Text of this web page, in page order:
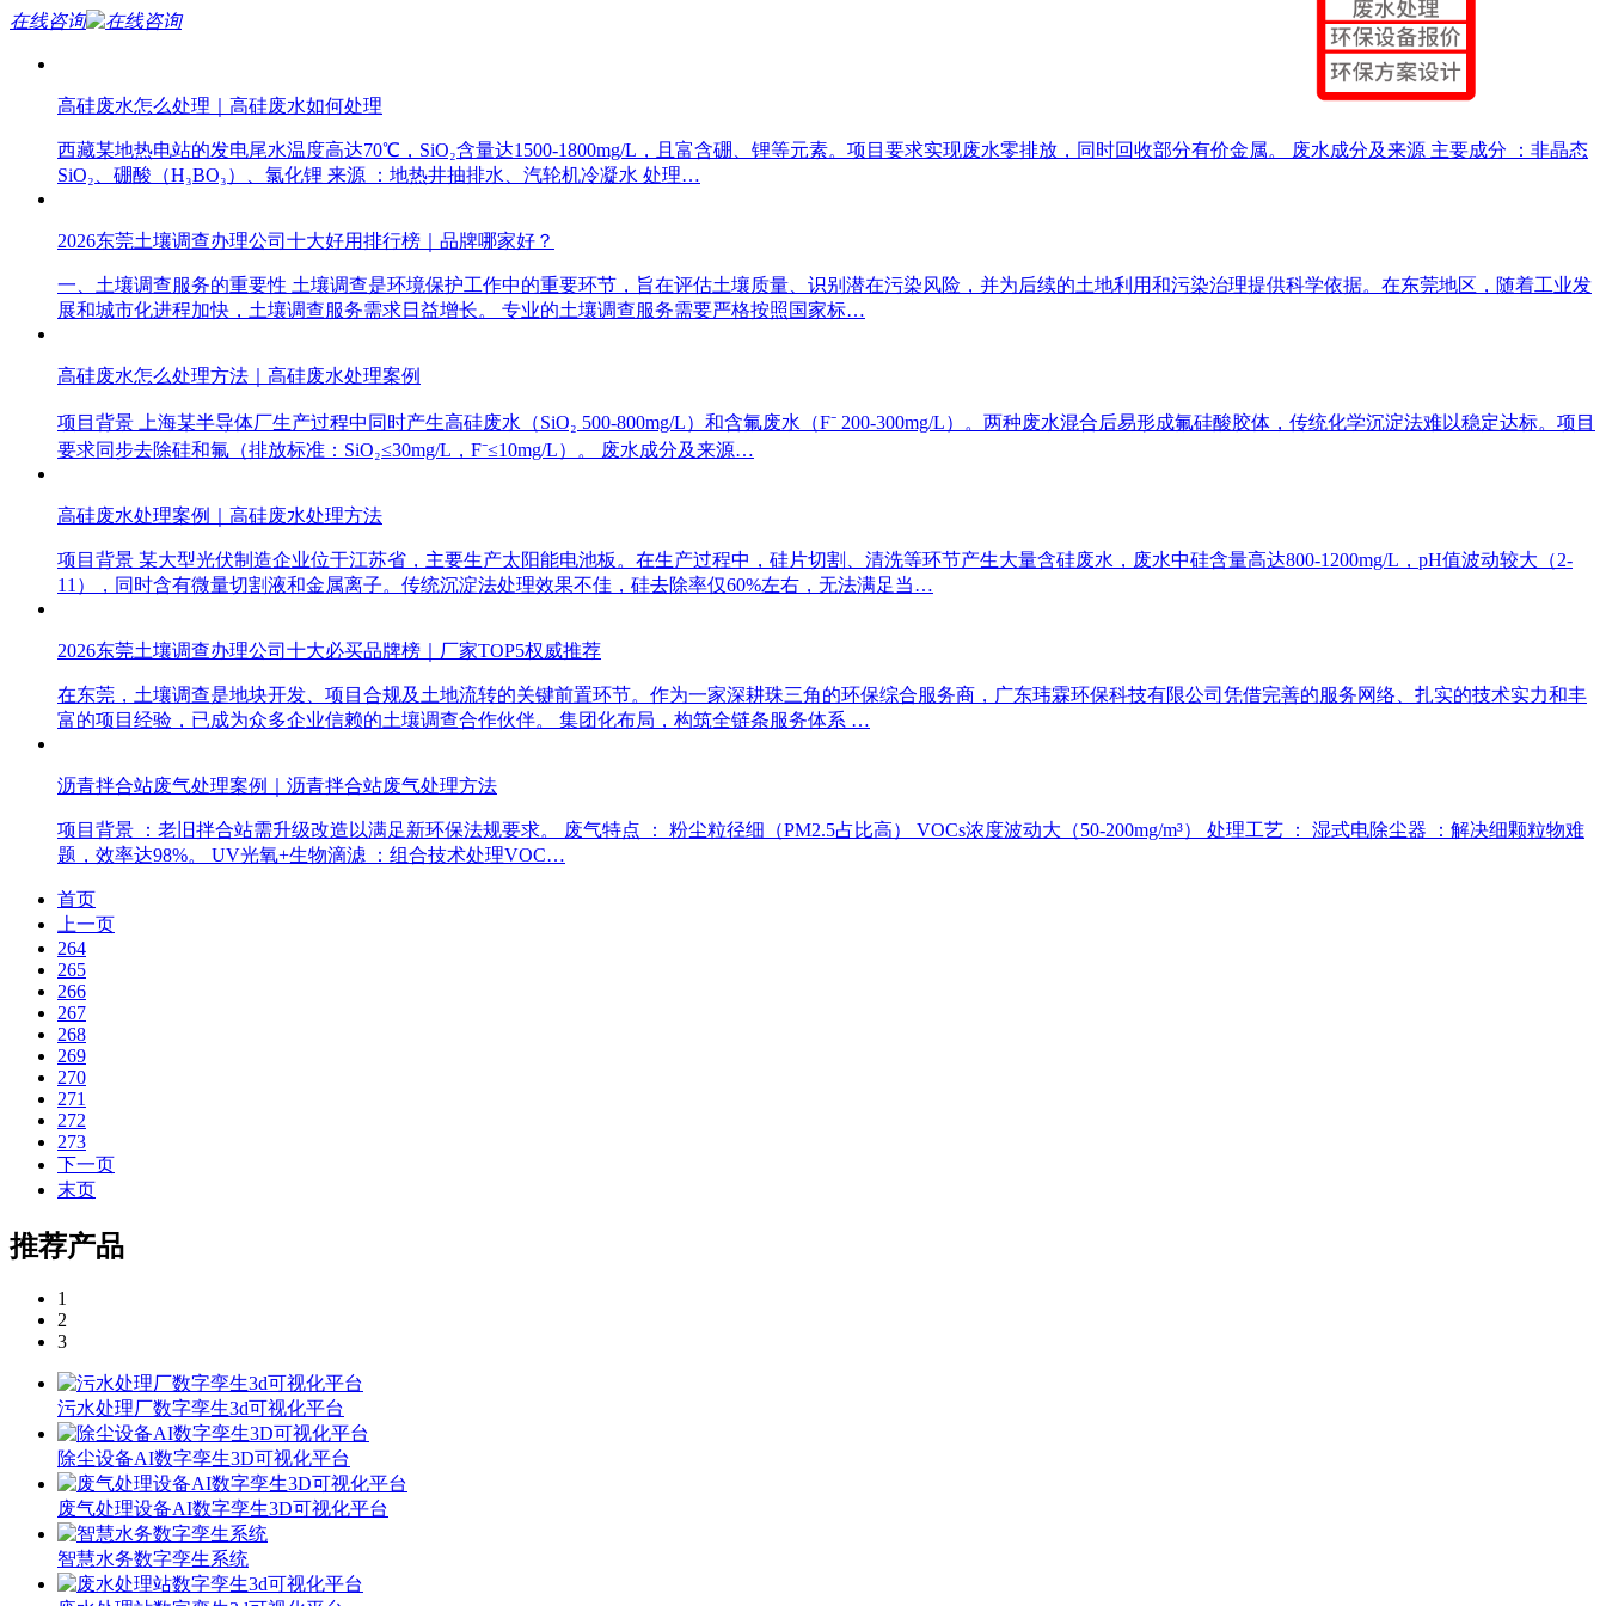
在线咨询
高硅废水怎么处理｜高硅废水如何处理
西藏某地热电站的发电尾水温度高达70℃，SiO₂含量达1500-1800mg/L，且富含硼、锂等元素。项目要求实现废水零排放，同时回收部分有价金属。 废水成分及来源 主要成分 ：非晶态
SiO₂、硼酸（H₃BO₃）、氯化锂 来源 ：地热井抽排水、汽轮机冷凝水 处理…
2026东莞土壤调查办理公司十大好用排行榜｜品牌哪家好？
一、土壤调查服务的重要性 土壤调查是环境保护工作中的重要环节，旨在评估土壤质量、识别潜在污染风险，并为后续的土地利用和污染治理提供科学依据。在东莞地区，随着工业发
展和城市化进程加快，土壤调查服务需求日益增长。 专业的土壤调查服务需要严格按照国家标…
高硅废水怎么处理方法｜高硅废水处理案例
项目背景 上海某半导体厂生产过程中同时产生高硅废水（SiO₂ 500-800mg/L）和含氟废水（F⁻ 200-300mg/L）。两种废水混合后易形成氟硅酸胶体，传统化学沉淀法难以稳定达标。项目
要求同步去除硅和氟（排放标准：SiO₂≤30mg/L，F⁻≤10mg/L）。 废水成分及来源…
高硅废水处理案例｜高硅废水处理方法
项目背景 某大型光伏制造企业位于江苏省，主要生产太阳能电池板。在生产过程中，硅片切割、清洗等环节产生大量含硅废水，废水中硅含量高达800-1200mg/L，pH值波动较大（2-
11），同时含有微量切割液和金属离子。传统沉淀法处理效果不佳，硅去除率仅60%左右，无法满足当…
2026东莞土壤调查办理公司十大必买品牌榜｜厂家TOP5权威推荐
在东莞，土壤调查是地块开发、项目合规及土地流转的关键前置环节。作为一家深耕珠三角的环保综合服务商，广东玮霖环保科技有限公司凭借完善的服务网络、扎实的技术实力和丰
富的项目经验，已成为众多企业信赖的土壤调查合作伙伴。 集团化布局，构筑全链条服务体系 …
沥青拌合站废气处理案例｜沥青拌合站废气处理方法
项目背景 ：老旧拌合站需升级改造以满足新环保法规要求。 废气特点 ： 粉尘粒径细（PM2.5占比高） VOCs浓度波动大（50-200mg/m³） 处理工艺 ： 湿式电除尘器 ：解决细颗粒物难
题，效率达98%。 UV光氧+生物滴滤 ：组合技术处理VOC…
首页
上一页
264
265
266
267
268
269
270
271
272
273
下一页
末页
推荐产品
1
2
3
污水处理厂数字孪生3d可视化平台
除尘设备AI数字孪生3D可视化平台
废气处理设备AI数字孪生3D可视化平台
智慧水务数字孪生系统